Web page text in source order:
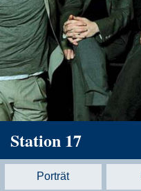
Station 17
Porträt